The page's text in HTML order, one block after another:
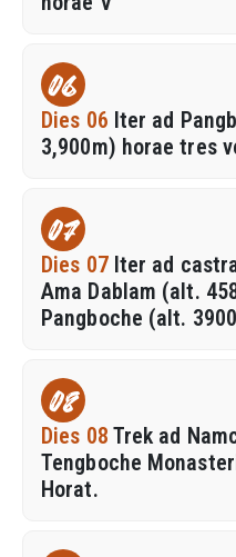
06
Dies 06 Iter ad
3,900m) horae tres
07
Dies 07 Iter ad
Ama Dablam (alt.
Pangboche (alt.
08
Dies 08 Trek ad
Tengboche
Horat.